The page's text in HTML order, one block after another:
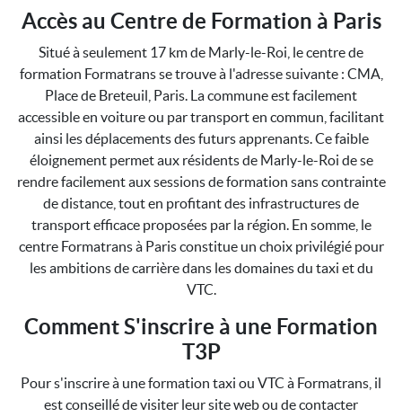
Accès au Centre de Formation à Paris
Situé à seulement 17 km de Marly-le-Roi, le centre de
formation Formatrans se trouve à l'adresse suivante : CMA,
Place de Breteuil, Paris. La commune est facilement
accessible en voiture ou par transport en commun, facilitant
ainsi les déplacements des futurs apprenants. Ce faible
éloignement permet aux résidents de Marly-le-Roi de se
rendre facilement aux sessions de formation sans contrainte
de distance, tout en profitant des infrastructures de
transport efficace proposées par la région. En somme, le
centre Formatrans à Paris constitue un choix privilégié pour
les ambitions de carrière dans les domaines du taxi et du
VTC.
Comment S'inscrire à une Formation
T3P
Pour s'inscrire à une formation taxi ou VTC à Formatrans, il
est conseillé de visiter leur site web ou de contacter